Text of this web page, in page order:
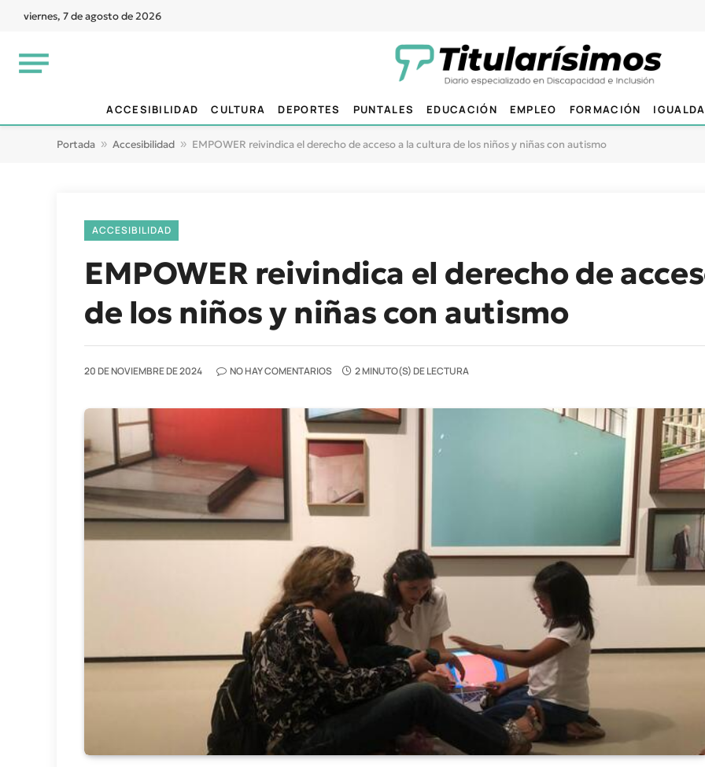
viernes, 7 de agosto de 2026
ACCESIBILIDAD CULTURA DEPORTES PUNTALES EDUCACIÓN EMPLEO FORMACIÓN
Portada » Accesibilidad » EMPOWER reivindica el derecho de acceso a la cultura de los niños y niñas con autismo
ACCESIBILIDAD
EMPOWER reivindica el derecho de
de los niños y niñas con autismo
20 DE NOVIEMBRE DE 2024 NO HAY COMENTARIOS 2 MINUTO(S) DE LECTURA